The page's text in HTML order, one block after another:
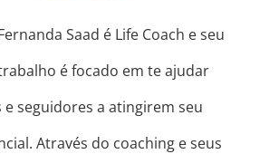
Saad é Life Coach e seu
é focado em te ajudar
e seguidores a atingirem seu
Através do coaching e seus